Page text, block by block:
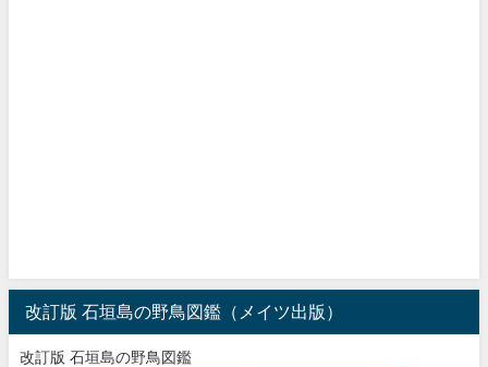
改訂版 石垣島の野鳥図鑑（メイツ出版）
改訂版 石垣島の野鳥図鑑